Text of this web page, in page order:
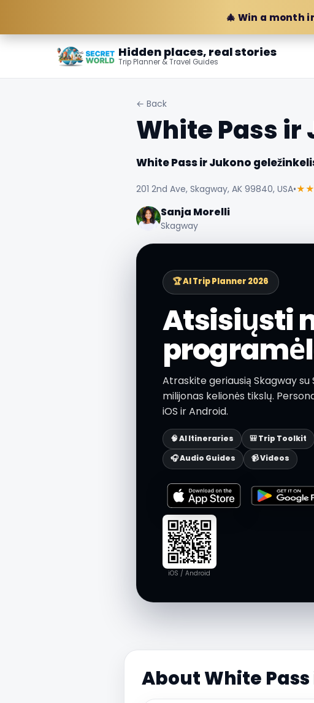
🎄 Win a month
Hidden places, real stories
Trip Planner & Travel Guides
← Back
White Pass
White Pass ir Jukono
201 2nd Ave, Skagway, AK 99840, USA•
Sanja Morelli
Skagway
🏆 AI Trip Planner 2026
Atsisiųsti
Atraskite geriausią Skagway
milijonas kelionės tikslų.
iOS ir Android.
🧠 AI Itineraries 🎒 Trip Toolkit
🎧 Audio Guides
📹 Videos
iOS / Android
About White